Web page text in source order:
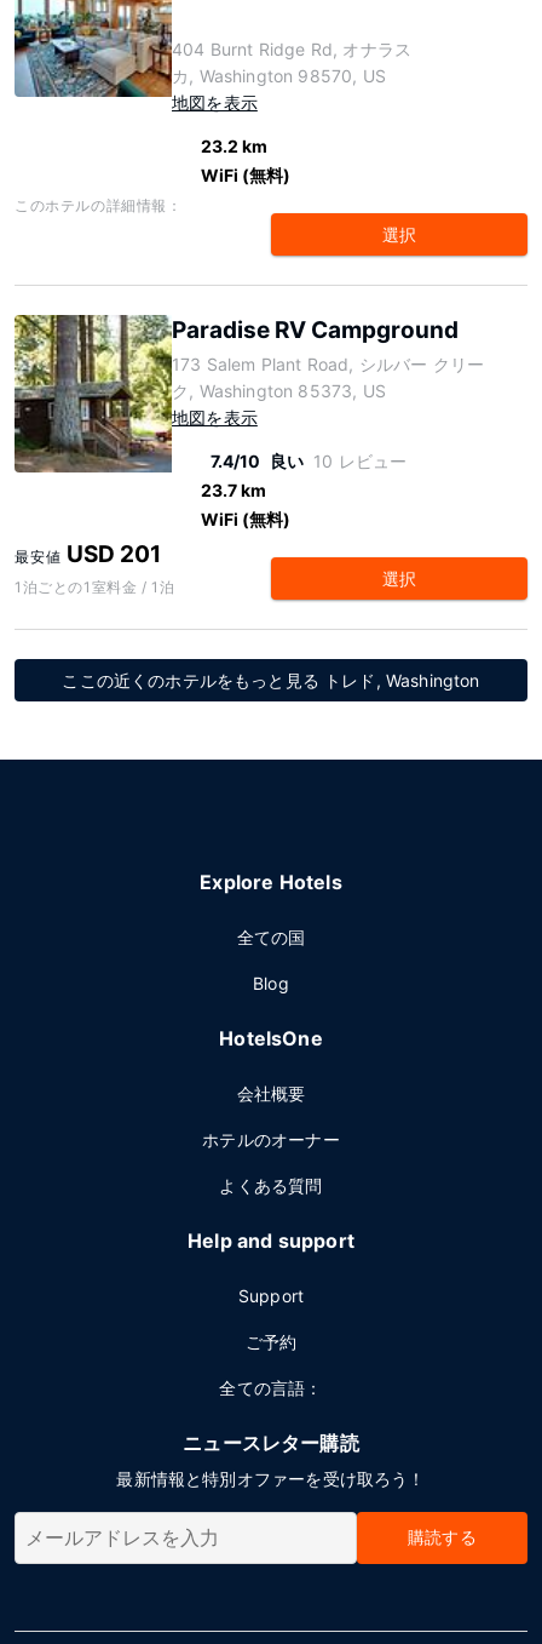
404 Burnt Ridge Rd, オナラス
カ, Washington 98570, US
地図を表示
23.2 km
WiFi (無料)
このホテルの詳細情報：
選択
Paradise RV Campground
173 Salem Plant Road, シルバー クリー
ク, Washington 85373, US
地図を表示
7.4/10 良い 10 レビュー
23.7 km
WiFi (無料)
最安値 USD 201
1泊ごとの1室料金 / 1泊 選択
ここの近くのホテルをもっと見る トレド, Washington
Explore Hotels
全ての国
Blog
HotelsOne
会社概要
ホテルのオーナー
よくある質問
Help and support
Support
ご予約
全ての言語：
ニュースレター購読
最新情報と特別オファーを受け取ろう！
購読する